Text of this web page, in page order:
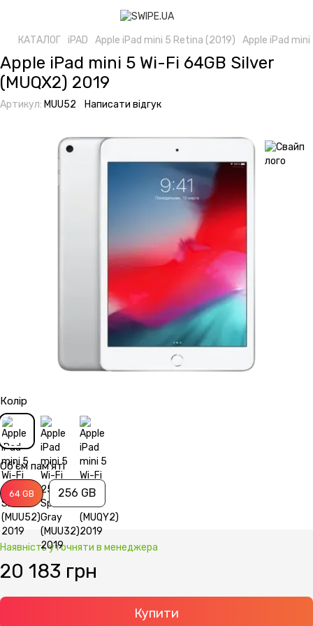
КАТАЛОГ iPAD Apple iPad mini 5 Retina (2019) Apple iPad mini
Apple iPad mini 5 Wi-Fi 64GB Silver
(MUQX2) 2019
Артикул: MUU52 Написати відгук
Колір
Об'єм пам'яті
64 GB 256 GB
Наявність уточняти в менеджера
20 183 грн
Купити